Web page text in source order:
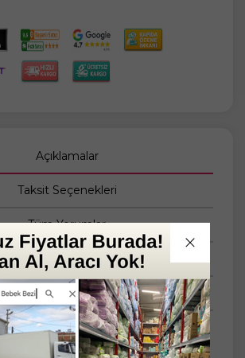
Açıklamalar
Taksit Seçenekleri
Tüm Yorumlar
Tüm Sorular
Anket
3'lü